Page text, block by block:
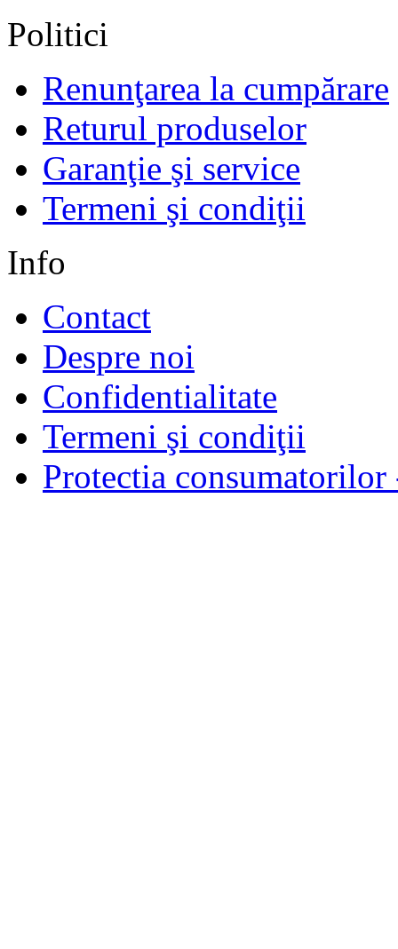
Politici
Renunţarea la cumpărare
Returul produselor
Garanţie şi service
Termeni şi condiţii
Info
Contact
Despre noi
Confidentialitate
Termeni şi condiţii
Protectia